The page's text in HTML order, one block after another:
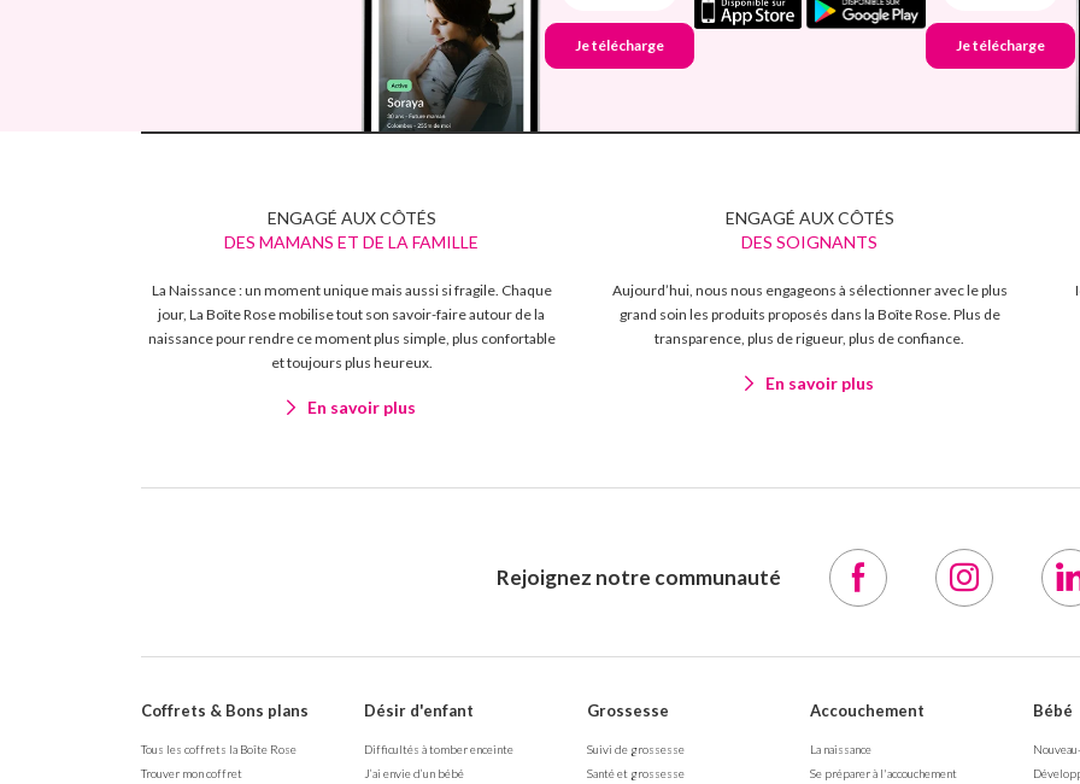
Je télécharge Je télécharge
ENGAGÉ AUX CÔTÉS
DES MAMANS ET DE LA FAMILLE
La Naissance : un moment unique mais aussi si fragile. Chaque
jour, La Boîte Rose mobilise tout son savoir-faire autour de la
naissance pour rendre ce moment plus simple, plus confortable
et toujours plus heureux.
En savoir plus
ENGAGÉ AUX CÔTÉS
DES SOIGNANTS
Aujourd’hui, nous nous engageons à sélectionner avec le plus
grand soin les produits proposés dans la Boîte Rose. Plus de
transparence, plus de rigueur, plus de confiance.
En savoir plus
Rejoignez notre communauté
Coffrets & Bons plans
Tous les coffrets la Boîte Rose
Trouver mon coffret
Désir d'enfant
Difficultés à tomber enceinte
J’ai envie d’un bébé
Grossesse
Suivi de grossesse
Santé et grossesse
Accouchement
La naissance
Se préparer à l'accouchement
Bébé